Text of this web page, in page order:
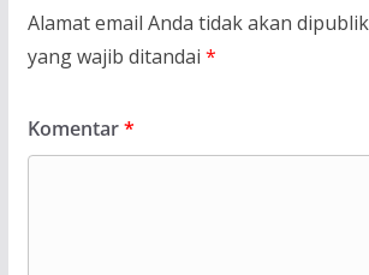
Alamat email Anda tidak akan
yang wajib ditandai *
Komentar*